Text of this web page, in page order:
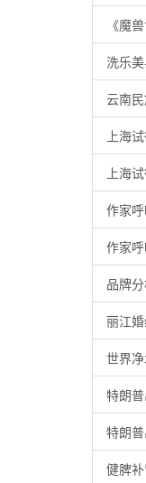
《魔
洗乐
云南
上海
上海
作家
作家
品牌
丽江
世界
特朗
特朗
健脾